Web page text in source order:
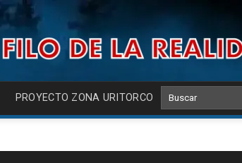
PROYECTO ZONA URITORCO